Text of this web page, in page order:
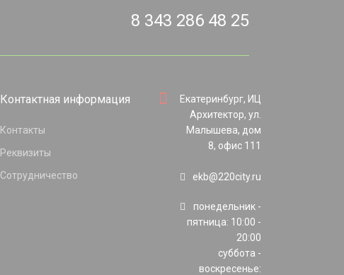
8 343 286 48 25
Контактная информация
Контакты
Реквизиты
Сотрудничество
Екатеринбург, ИЦ
Архитектор, ул.
Малышева, дом
8, офис 111
ekb@220city.ru
понедельник -
пятница: 10:00 -
20:00
суббота -
воскресенье: